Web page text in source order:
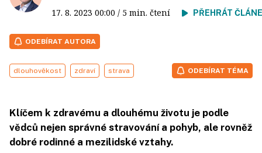
17. 8. 2023 00:00 / 5 min. čtení PŘEHRÁT
ODEBÍRAT AUTORA
dlouhověkost zdraví strava ODEBÍRAT TÉMA
Klíčem k zdravému a dlouhému životu je podle
vědců nejen správné stravování a pohyb, ale rovněž
dobré rodinné a mezilidské vztahy.